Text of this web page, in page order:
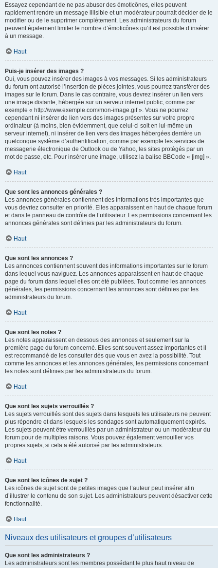
Essayez cependant de ne pas abuser des émoticônes, elles peuvent
rapidement rendre un message illisible et un modérateur pourrait décider de le
modifier ou de le supprimer complètement. Les administrateurs du forum
peuvent également limiter le nombre d’émoticônes qu’il est possible d’insérer
à un message.
Haut
Puis-je insérer des images ?
Oui, vous pouvez insérer des images à vos messages. Si les administrateurs
du forum ont autorisé l’insertion de pièces jointes, vous pourrez transférer des
images sur le forum. Dans le cas contraire, vous devrez insérer un lien vers
une image distante, hébergée sur un serveur internet public, comme par
exemple « http://www.exemple.com/mon-image.gif ». Vous ne pourrez
cependant ni insérer de lien vers des images présentes sur votre propre
ordinateur (à moins, bien évidemment, que celui-ci soit en lui-même un
serveur internet), ni insérer de lien vers des images hébergées derrière un
quelconque système d’authentification, comme par exemple les services de
messagerie électronique de Outlook ou de Yahoo, les sites protégés par un
mot de passe, etc. Pour insérer une image, utilisez la balise BBCode « [img] ».
Haut
Que sont les annonces générales ?
Les annonces générales contiennent des informations très importantes que
vous devriez consulter en priorité. Elles apparaissent en haut de chaque forum
et dans le panneau de contrôle de l’utilisateur. Les permissions concernant les
annonces générales sont définies par les administrateurs du forum.
Haut
Que sont les annonces ?
Les annonces contiennent souvent des informations importantes sur le forum
dans lequel vous naviguez. Les annonces apparaissent en haut de chaque
page du forum dans lequel elles ont été publiées. Tout comme les annonces
générales, les permissions concernant les annonces sont définies par les
administrateurs du forum.
Haut
Que sont les notes ?
Les notes apparaissent en dessous des annonces et seulement sur la
première page du forum concerné. Elles sont souvent assez importantes et il
est recommandé de les consulter dès que vous en avez la possibilité. Tout
comme les annonces et les annonces générales, les permissions concernant
les notes sont définies par les administrateurs du forum.
Haut
Que sont les sujets verrouillés ?
Les sujets verrouillés sont des sujets dans lesquels les utilisateurs ne peuvent
plus répondre et dans lesquels les sondages sont automatiquement expirés.
Les sujets peuvent être verrouillés par un administrateur ou un modérateur du
forum pour de multiples raisons. Vous pouvez également verrouiller vos
propres sujets, si cela a été autorisé par les administrateurs.
Haut
Que sont les icônes de sujet ?
Les icônes de sujet sont de petites images que l’auteur peut insérer afin
d’illustrer le contenu de son sujet. Les administrateurs peuvent désactiver cette
fonctionnalité.
Haut
Niveaux des utilisateurs et groupes d’utilisateurs
Que sont les administrateurs ?
Les administrateurs sont les membres possédant le plus haut niveau de